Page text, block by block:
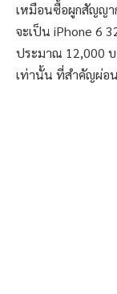
เหมือนซื้อผูกสัญญา
จะเป็น iPhone 6
ประมาณ 12,000
เท่านั้น ที่สำคัญผ่อ